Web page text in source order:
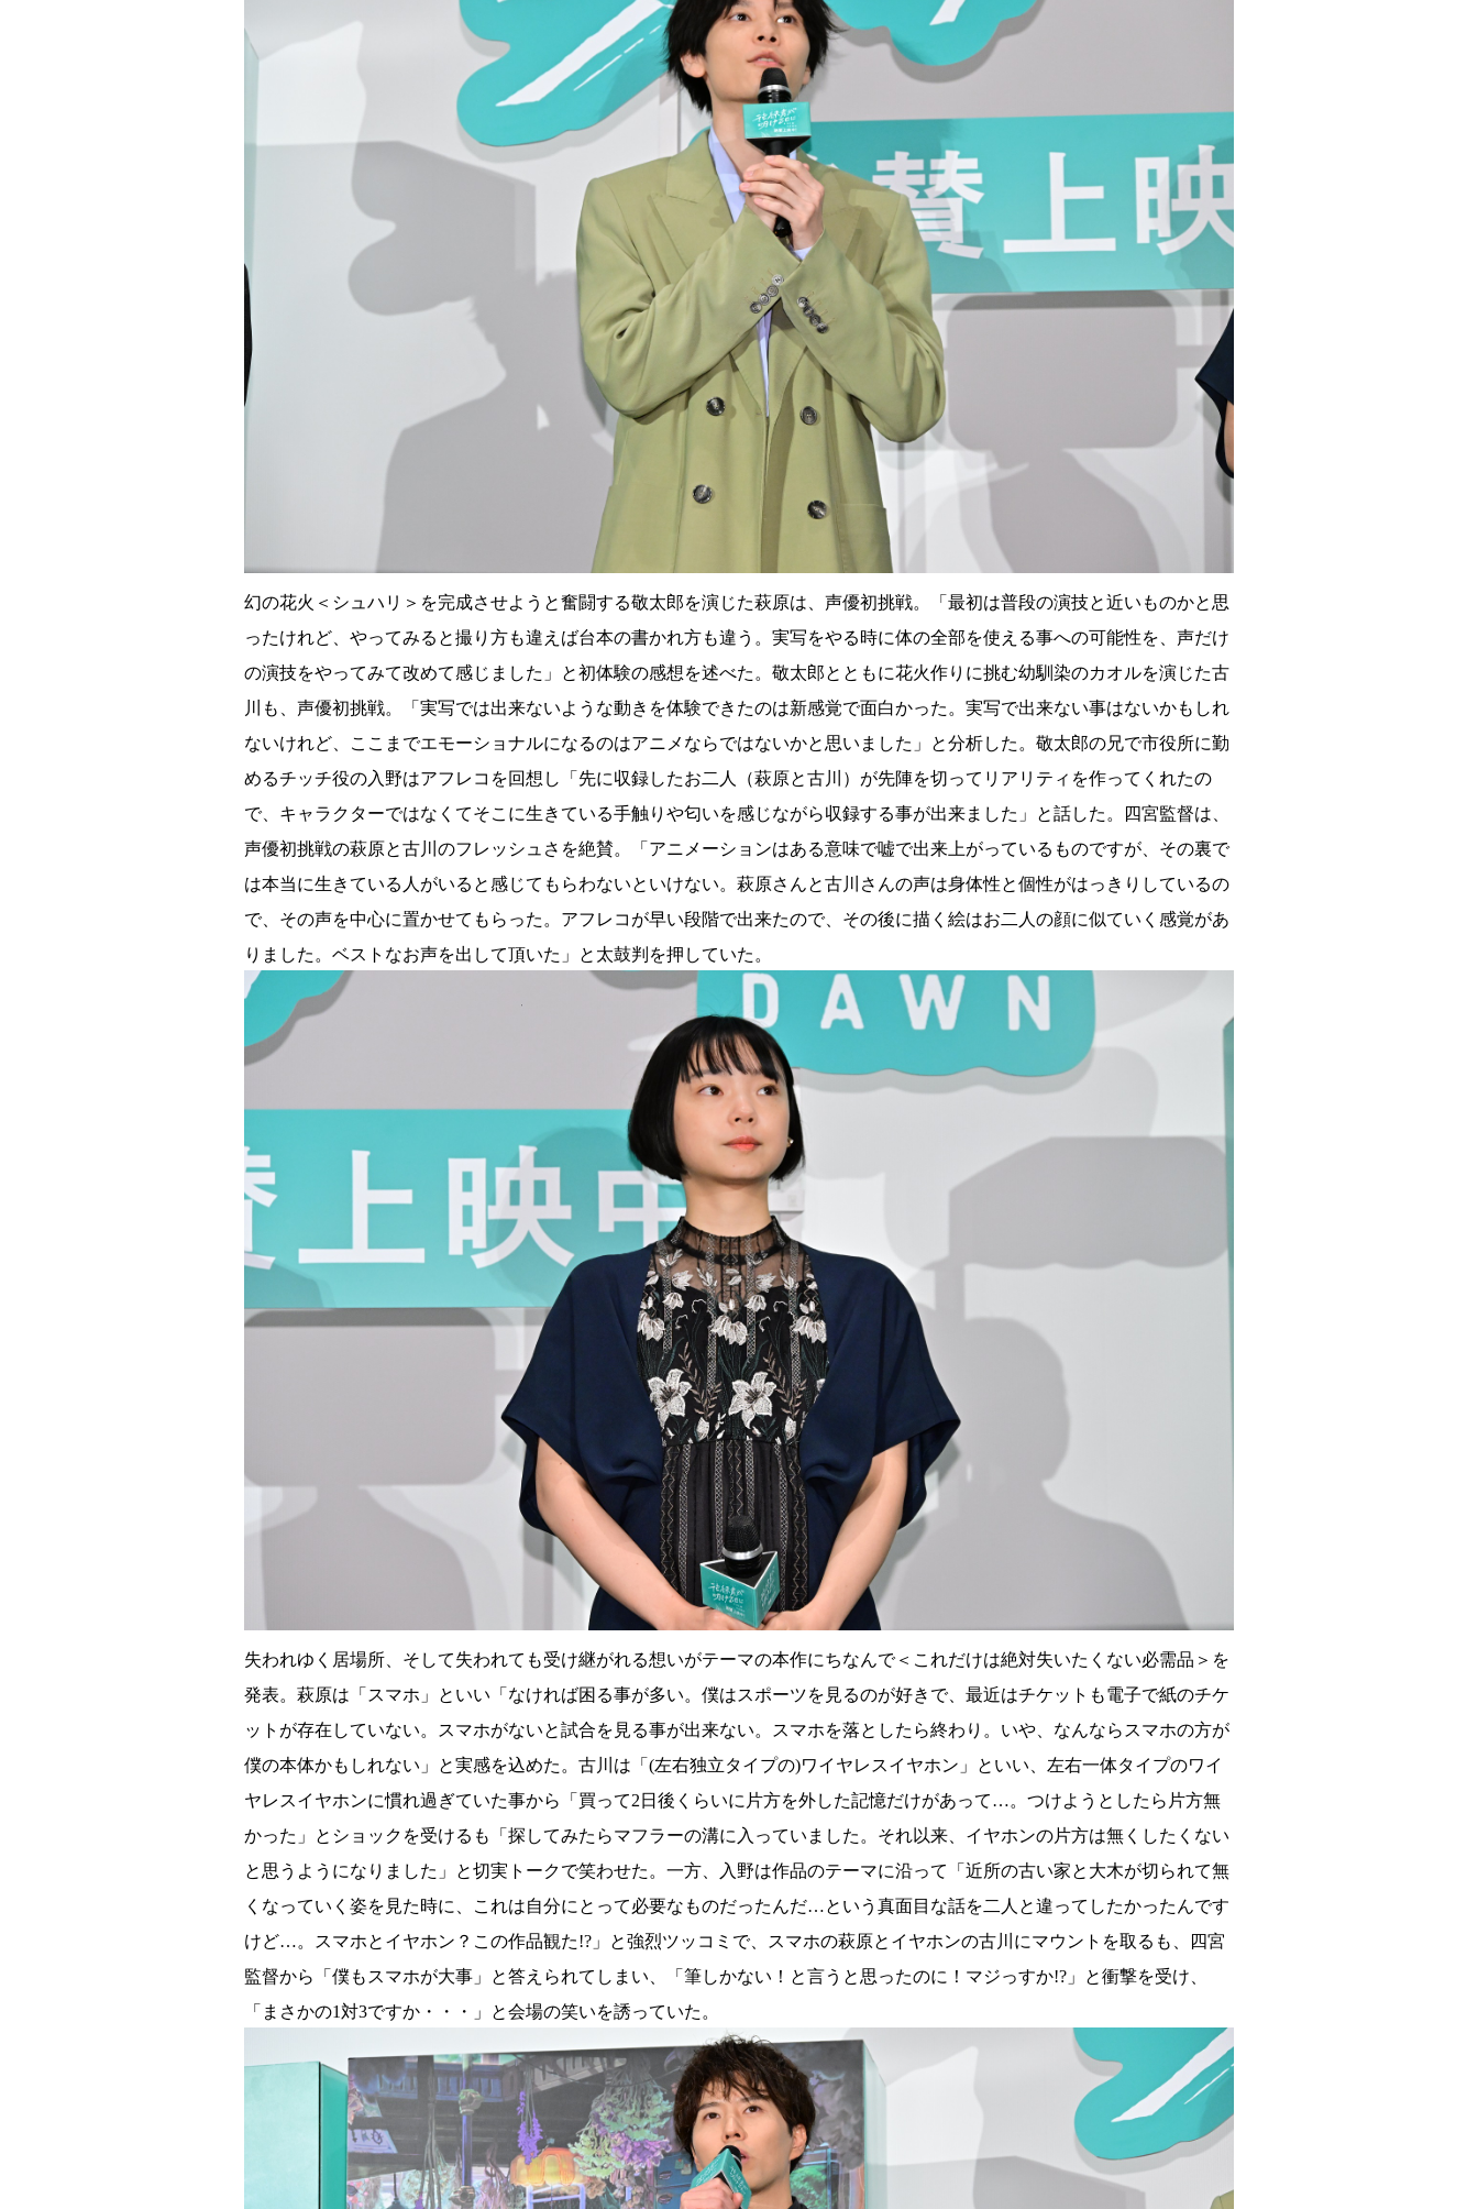
幻の花火＜シュハリ＞を完成させようと奮闘する敬太郎を演じた萩原は、声優初挑戦。「最初は普段の演技と近いものかと思
ったけれど、やってみると撮り方も違えば台本の書かれ方も違う。実写をやる時に体の全部を使える事への可能性を、声だけ
の演技をやってみて改めて感じました」と初体験の感想を述べた。敬太郎とともに花火作りに挑む幼馴染のカオルを演じた古
川も、声優初挑戦。「実写では出来ないような動きを体験できたのは新感覚で面白かった。実写で出来ない事はないかもしれ
ないけれど、ここまでエモーショナルになるのはアニメならではないかと思いました」と分析した。敬太郎の兄で市役所に勤
めるチッチ役の入野はアフレコを回想し「先に収録したお二人（萩原と古川）が先陣を切ってリアリティを作ってくれたの
で、キャラクターではなくてそこに生きている手触りや匂いを感じながら収録する事が出来ました」と話した。四宮監督は、
声優初挑戦の萩原と古川のフレッシュさを絶賛。「アニメーションはある意味で嘘で出来上がっているものですが、その裏で
は本当に生きている人がいると感じてもらわないといけない。萩原さんと古川さんの声は身体性と個性がはっきりしているの
で、その声を中心に置かせてもらった。アフレコが早い段階で出来たので、その後に描く絵はお二人の顔に似ていく感覚があ
りました。ベストなお声を出して頂いた」と太鼓判を押していた。
失われゆく居場所、そして失われても受け継がれる想いがテーマの本作にちなんで＜これだけは絶対失いたくない必需品＞を
発表。萩原は「スマホ」といい「なければ困る事が多い。僕はスポーツを見るのが好きで、最近はチケットも電子で紙のチケ
ットが存在していない。スマホがないと試合を見る事が出来ない。スマホを落としたら終わり。いや、なんならスマホの方が
僕の本体かもしれない」と実感を込めた。古川は「(左右独立タイプの)ワイヤレスイヤホン」といい、左右一体タイプのワイ
ヤレスイヤホンに慣れ過ぎていた事から「買って2日後くらいに片方を外した記憶だけがあって…。つけようとしたら片方無
かった」とショックを受けるも「探してみたらマフラーの溝に入っていました。それ以来、イヤホンの片方は無くしたくない
と思うようになりました」と切実トークで笑わせた。一方、入野は作品のテーマに沿って「近所の古い家と大木が切られて無
くなっていく姿を見た時に、これは自分にとって必要なものだったんだ…という真面目な話を二人と違ってしたかったんです
けど…。スマホとイヤホン？この作品観た!?」と強烈ツッコミで、スマホの萩原とイヤホンの古川にマウントを取るも、四宮
監督から「僕もスマホが大事」と答えられてしまい、「筆しかない！と言うと思ったのに！マジっすか!?」と衝撃を受け、
「まさかの1対3ですか・・・」と会場の笑いを誘っていた。